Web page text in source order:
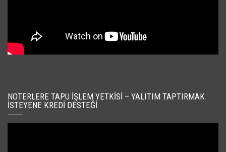
NOTERLERE TAPU İŞLEM YETKISI – YALITIM TAPTIRMAK
İSTEYENE KREDI DESTEĞI